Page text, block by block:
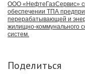
ООО «НефтеГазСервис»
обеспечении ТПА
перерабатывающей и
жилищно-коммунального
систем.
Поделиться